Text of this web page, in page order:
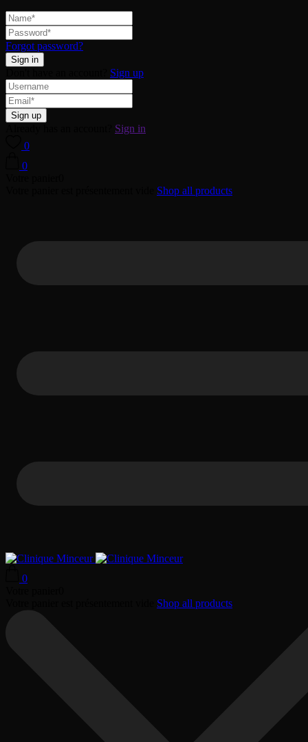
Forgot password?
Sign up
Sign in
0
0
Shop all products
0
Shop all products